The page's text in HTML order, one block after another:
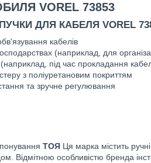
VOREL 73853
ДЛЯ КАБЕЛЯ VOREL
кабелів
(наприклад, для
під час прокладання
з поліуретановим покриттям
та зручне регулювання
ТОЯ Ця марка містить ручні
Відмітною особливістю бренда